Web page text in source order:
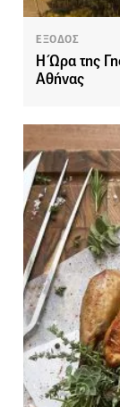
ΕΞΟΔΟΣ
Η Ώρα της
Αθήνας